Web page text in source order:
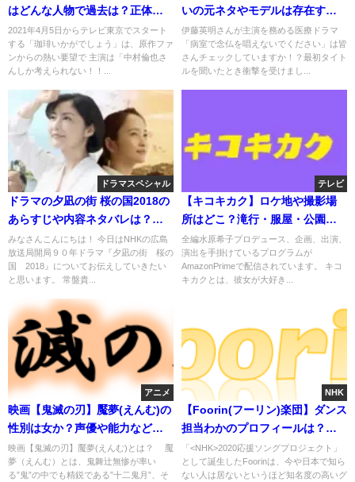
はどんな人物で過去は？正体は
何者？
2021年4月5日からテレビ東京でスタート
する「珈琲いかがでしょう」は、原作ファ
ンからの熱い要望で 主演は「中村倫也さ
んしか考えられない！！...
いの元ネタやモデルは存在する
の？
伊藤英明さんが主演を務める医療ドラマ
「病室で念仏を唱えないでください」は皆
さんチェックしていますか！？最初タイト
ルを聞いたとき衝撃を受けまし...
ドラマスペシャル
ドラマの夕凪の街 桜の国2018の
あらすじや内容ネタバレは？概
要キャストは？
みなさんこんにちは！ 今日はNHKの広島
放送局開局９０年ドラマ『夕凪の街 桜の
国 2018』についてお伝えしていきたい
と思います。 常盤貴...
テレビ
【キコキカク】ロケ地や撮影場
所はどこ？滝行・服屋・公園な
ども
全編水原希子プロデュース、企画、出演、
演出を手掛けているプログラムが
AmazonPrimeで配信されています。 キコ
キカクとは、彼女が大好き...
アニメ
映画【鬼滅の刃】魘夢(えんむ)の
性別は女か？声優や能力など血
鬼術は？
映画【鬼滅の刃】魘夢(えんむ)とは？ 魘
夢（えんむ）とは、鬼舞辻無惨が率い
る”鬼”の中でも精鋭である”十二鬼月”、そ
NHK
【Foorin(フーリン)楽団】ダンス
担当わかのプロフィールは？年
齢や趣味は？
「<NHK>2020応援ソングプロジェクト」
として誕生したFoorinは、今や日本で知ら
ない人は居ないというほど知名度の高いグ